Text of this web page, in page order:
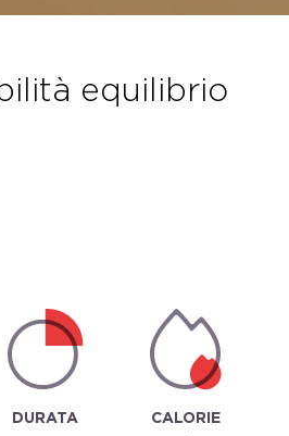
equilibrio
DURATA
CALORIE